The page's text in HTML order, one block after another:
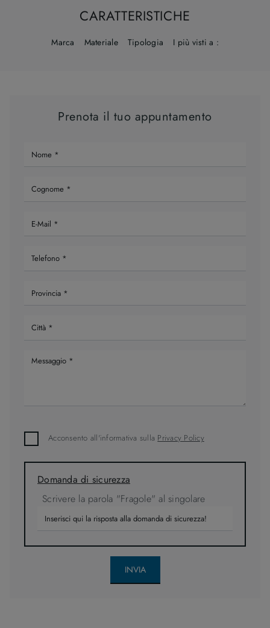
CARATTERISTICHE
Marca Materiale Tipologia I più visti a :
Prenota il tuo appuntamento
Acconsento all'informativa sulla Privacy Policy
Domanda di sicurezza
Scrivere la parola "Fragole" al singolare
INVIA